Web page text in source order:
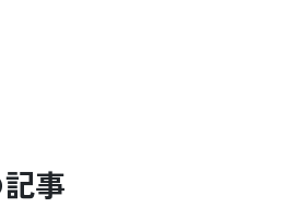
事